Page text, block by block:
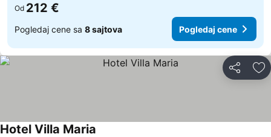
Od 212 €
Pogledaj cene sa 8 sajtova Pogledaj cene
Deli
Hotel Villa Maria